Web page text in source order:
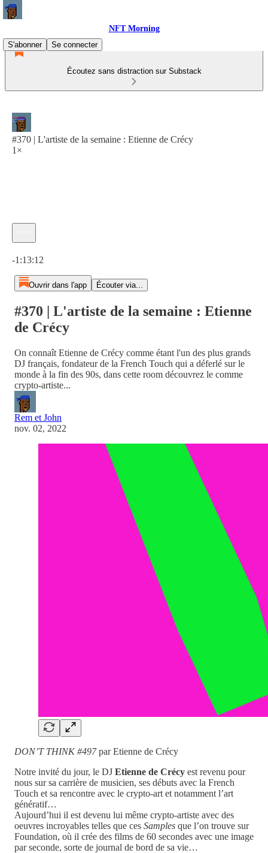
NFT Morning
S'abonner
Se connecter
Écoutez sans distraction sur Substack
#370 | L'artiste de la semaine : Etienne de Crécy
1×
-1:13:12
Ouvrir dans l'app Écouter via...
#370 | L'artiste de la semaine : Etienne
de Crécy
On connaît Etienne de Crécy comme étant l'un des plus grands
DJ français, fondateur de la French Touch qui a déferlé sur le
monde à la fin des 90s, dans cette room découvrez le comme
crypto-artiste...
Rem et John
nov. 02, 2022
DON’T THINK #497par Etienne de Crécy
Notre invité du jour, le DJ Etienne de Crécy est revenu pour
nous sur sa carrière de musicien, ses débuts avec la French
Touch et sa rencontre avec le crypto-art et notamment l’art
génératif…
Aujourd’hui il est devenu lui même crypto-artiste avec des
oeuvres incroyables telles que ces Samples que l’on trouve sur
Foundation, où il crée des films de 60 secondes avec une image
par seconde, sorte de journal de bord de sa vie…